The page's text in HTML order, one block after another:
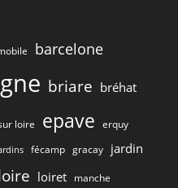
barcelone
briare bréhat
loire epave erquy
fécamp gracay jardin
loiret manche